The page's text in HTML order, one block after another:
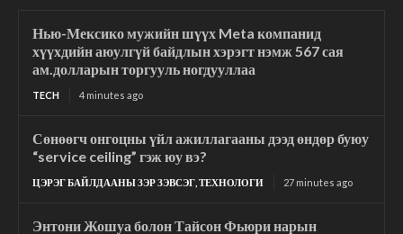
Нью-Мексико мужийн шүүх Meta компанид
хүүхдийн аюулгүй байдлын хэрэгт нэмж 567 сая
ам.долларын торгууль ногдууллаа
TECH 4 minutes ago
Сөнөөгч онгоцны үйл ажиллагааны дээд өндөр буюу
“service ceiling” гэж юу вэ?
ЦЭРЭГ БАЙЛДААНЫ ЗЭР ЗЭВСЭГ, ТЕХНОЛОГИ 27 minutes ago
Энтони Жошуа болон Тайсон Фьюри нарын